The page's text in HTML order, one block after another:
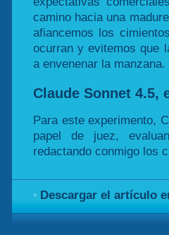
camino hacia una
afiancemos los
ocurran y evitemos que
a envenenar la manzana.
Claude Sonnet 4.5,
Para este experimento,
papel de juez,
redactando conmigo los
Descargar el artículo